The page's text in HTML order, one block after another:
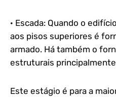
· Escada: Quando o
aos pisos superiores é
armado. Há também o
estruturais
Este estágio é para a